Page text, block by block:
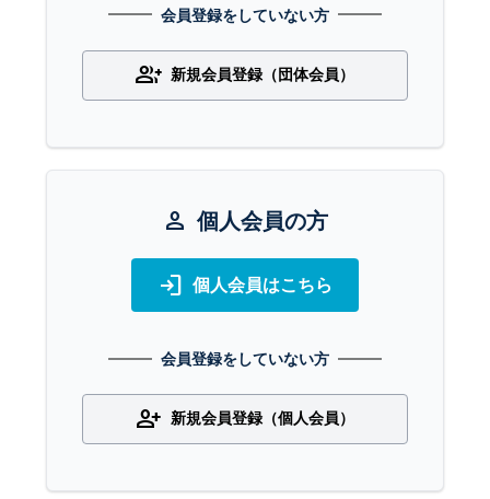
会員登録をしていない方
group_add 新規会員登録（団体会員）
person 個人会員の方
login 個人会員はこちら
会員登録をしていない方
person_add 新規会員登録（個人会員）